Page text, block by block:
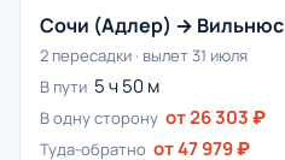
Сочи (Адлер) → Вильнюс
2 пересадки · вылет 31 июля
В пути 5 ч 50 м
В одну сторону от 26 303 ₽
Туда-обратно от 47 979 ₽